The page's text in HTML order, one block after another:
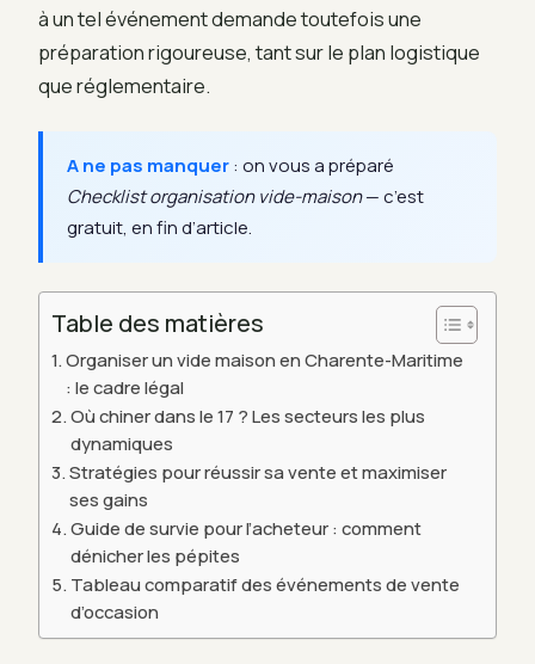
à un tel événement demande toutefois une
préparation rigoureuse, tant sur le plan logistique
que réglementaire.
A ne pas manquer: on vous a préparé
Checklist organisation vide-maison— c’est
gratuit, en fin d’article.
Table des matières
Organiser un vide maison en Charente-Maritime
: le cadre légal
Où chiner dans le 17 ? Les secteurs les plus
dynamiques
Stratégies pour réussir sa vente et maximiser
ses gains
Guide de survie pour l’acheteur : comment
dénicher les pépites
Tableau comparatif des événements de vente
d’occasion